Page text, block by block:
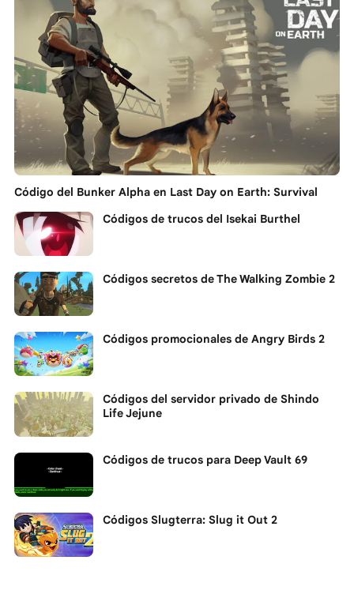
Código del Bunker Alpha en Last Day on Earth: Survival
Códigos de trucos del Isekai Burthel
Códigos secretos de The Walking Zombie 2
Códigos promocionales de Angry Birds 2
Códigos del servidor privado de Shindo
Life Jejune
Códigos de trucos para Deep Vault 69
Códigos Slugterra: Slug it Out 2